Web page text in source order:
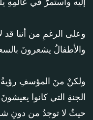
وعلى الرغمِ من أننا قد
والأطفالُ يشعرونَ
ولكنْ منَ المؤسفِ رؤيةُ
الجنةِ التي كانوا
حيثُ لا توجدُ من دونِ شكٍّ